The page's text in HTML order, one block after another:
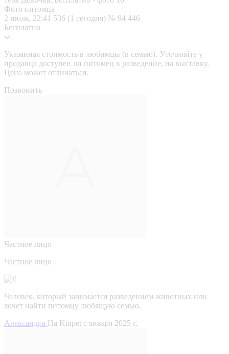
Фото питомца
2 июля, 22:41 536 (1 сегодня) № 94 446
Бесплатно
Указанная стоимость в любимцы (в семью). Уточняйте у
продавца доступен ли питомец в разведение, на выставку.
Цена может отличаться.
Позвонить
Частное лицо
Частное лицо
Человек, который занимается разведением животных или
хочет найти питомцу любящую семью.
Александра На Kinpet c января 2025 г.